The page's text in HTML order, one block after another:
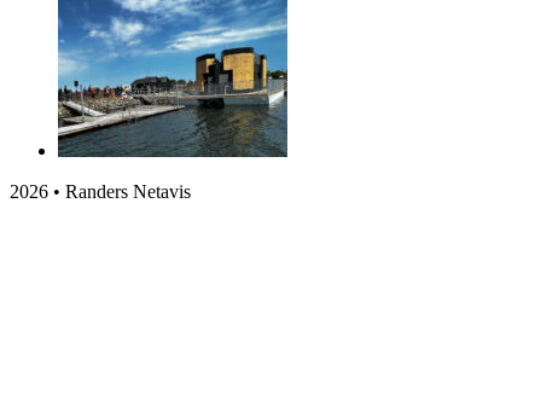
2026 • Randers Netavis